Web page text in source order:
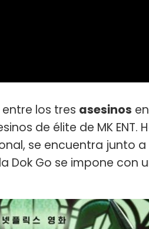
los tres asesinos
de élite de MK ENT.
se encuentra junto a
Dok Go se impone con